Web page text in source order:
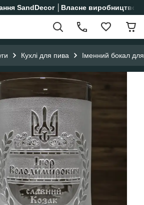
SandDecor │Власне виробництво│
Кухлі для пива Іменний бокал